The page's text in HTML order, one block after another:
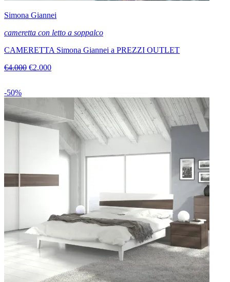
Simona Giannei
cameretta con letto a soppalco
CAMERETTA Simona Giannei a PREZZI OUTLET
€4.000 €2.000
-50%